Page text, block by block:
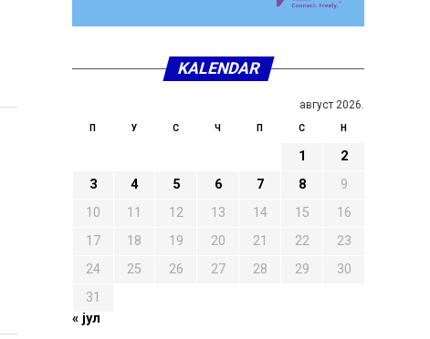
KALENDAR
август 2026.
П У С Ч П С Н
1
2
3
4 5 6 7 8
9
10
11 12 13 14 15
16
17
18 19 20 21 22
23
24
25 26 27 28 29
30
31
« јул